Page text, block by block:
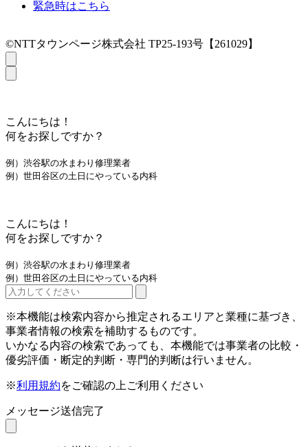
緊急時はこちら
©NTTタウンページ株式会社 TP25-193号【261029】
こんにちは！
何をお探しですか？
例）渋谷駅の水まわり修理業者
例）世田谷区の土日にやっている内科
こんにちは！
何をお探しですか？
例）渋谷駅の水まわり修理業者
例）世田谷区の土日にやっている内科
※本機能は検索内容から推定されるエリアと業種に基づき、
事業者情報の検索を補助するものです。
いかなる内容の検索であっても、本機能では事業者の比較・
優劣評価・断定的判断・専門的判断は行いません。
※利用規約をご確認の上ご利用ください
メッセージ送信完了